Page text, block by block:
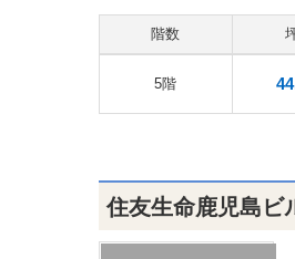
階数
5階
住友生命鹿児島ビ